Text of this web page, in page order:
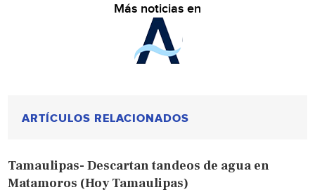
Más noticias en
ARTÍCULOS RELACIONADOS
Tamaulipas- Descartan tandeos de agua en
Matamoros (Hoy Tamaulipas)